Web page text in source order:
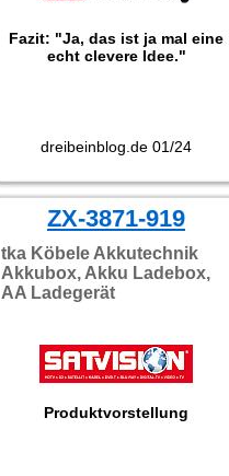
Fazit: "Ja, das ist ja mal eine
echt clevere Idee."
dreibeinblog.de 01/24
ZX-3871-919
tka Köbele Akkutechnik
Akkubox, Akku Ladebox,
AA Ladegerät
Produktvorstellung